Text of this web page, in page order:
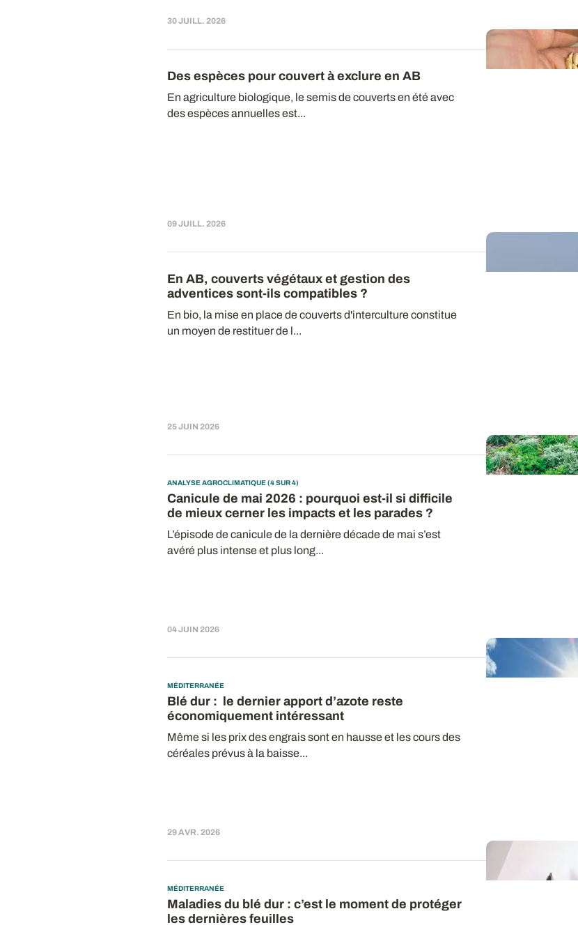
30 JUILL. 2026
Des espèces pour couvert à exclure en AB
En agriculture biologique, le semis de couverts en été avec
des espèces annuelles est...
09 JUILL. 2026
En AB, couverts végétaux et gestion des
adventices sont-ils compatibles ?
En bio, la mise en place de couverts d'interculture constitue
un moyen de restituer de l...
25 JUIN 2026
ANALYSE AGROCLIMATIQUE (4 SUR 4)
Canicule de mai 2026 : pourquoi est-il si difficile
de mieux cerner les impacts et les parades ?
L’épisode de canicule de la dernière décade de mai s’est
avéré plus intense et plus long...
04 JUIN 2026
MÉDITERRANÉE
Blé dur : le dernier apport d’azote reste
économiquement intéressant
Même si les prix des engrais sont en hausse et les cours des
céréales prévus à la baisse...
29 AVR. 2026
MÉDITERRANÉE
Maladies du blé dur : c’est le moment de protéger
les dernières feuilles